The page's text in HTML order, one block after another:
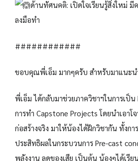
ด้านทัศนคติ: เปิดใจเรียนรู้สิ่งใหม่ มี
ลงมือทำ
############
ขอบคุณพี่เอ็ม มากๆครับ สำหรับมาแนะน
พี่เอ็ม ได้กลับมาช่วยภาควิชาฯในการเป็
การทำ Capstone Projects โดยนำเอาโ
ก่อสร้างจริง มาให้น้องได้ฝึกวิชากัน ทั้งก
ประสิทธิผลในกระบวนการ Pre-cast
พลังงาน ลดของเสีย เป็นต้น น้องๆได้เรีย